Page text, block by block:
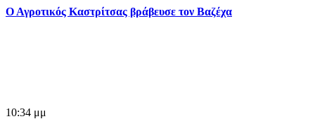
Ο Αγροτικός Καστρίτσας βράβευσε τον Βαζέχα
10:34 μμ